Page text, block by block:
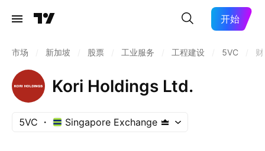
开始
市场 新加坡 股票 工业服务 工程建设 5VC
Kori Holdings Ltd.
5VC Singapore Exchange